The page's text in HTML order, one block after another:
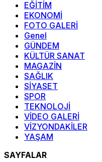
EĞİTİM
EKONOMİ
FOTO GALERİ
Genel
GÜNDEM
KÜLTÜR SANAT
MAGAZİN
SAĞLIK
SİYASET
SPOR
TEKNOLOJİ
VİDEO GALERİ
VİZYONDAKİLER
YAŞAM
SAYFALAR